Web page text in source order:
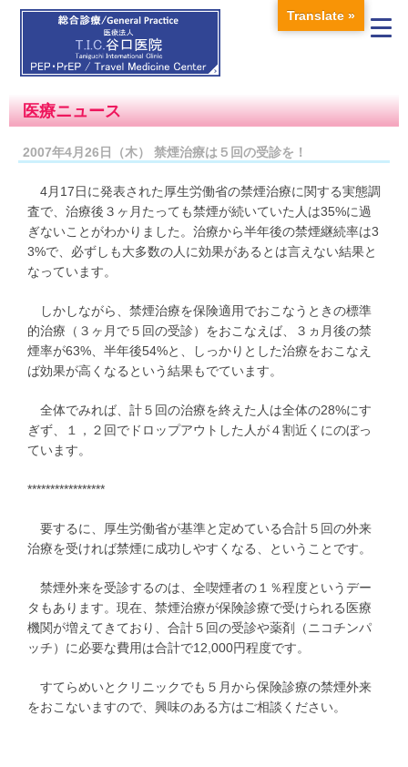
医療ニュース
2007年4月26日（木） 禁煙治療は５回の受診を！
4月17日に発表された厚生労働省の禁煙治療に関する実態調
査で、治療後３ヶ月たっても禁煙が続いていた人は35%に過
ぎないことがわかりました。治療から半年後の禁煙継続率は3
3%で、必ずしも大多数の人に効果があるとは言えない結果と
なっています。
しかしながら、禁煙治療を保険適用でおこなうときの標準
的治療（３ヶ月で５回の受診）をおこなえば、３ヵ月後の禁
煙率が63%、半年後54%と、しっかりとした治療をおこなえ
ば効果が高くなるという結果もでています。
全体でみれば、計５回の治療を終えた人は全体の28%にす
ぎず、１，２回でドロップアウトした人が４割近くにのぼっ
ています。
*****************
要するに、厚生労働省が基準と定めている合計５回の外来
治療を受ければ禁煙に成功しやすくなる、ということです。
禁煙外来を受診するのは、全喫煙者の１％程度というデー
タもあります。現在、禁煙治療が保険診療で受けられる医療
機関が増えてきており、合計５回の受診や薬剤（ニコチンパ
ッチ）に必要な費用は合計で12,000円程度です。
すてらめいとクリニックでも５月から保険診療の禁煙外来
をおこないますので、興味のある方はご相談ください。
Translate »